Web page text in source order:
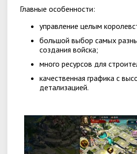
Главные особенности:
управление целым
большой выбор самых
создания войска;
много ресурсов для
качественная графика с
детализацией.